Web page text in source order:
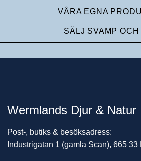
VÅRA EGNA
SÄLJ SVAMP OCH
Wermlands Djur & Natur
Post-, butiks & besöksadress:
Industrigatan 1 (gamla Scan), 665 33